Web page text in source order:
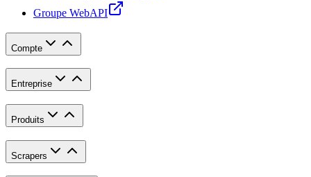
Groupe WebAPI
Compte
Entreprise
Produits
Scrapers